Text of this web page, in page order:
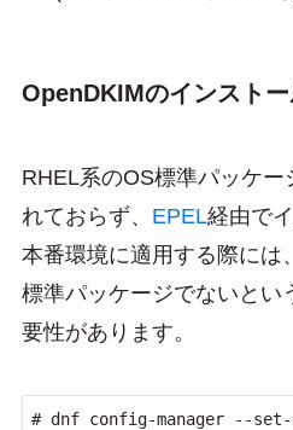
OpenDKIMのインスト
RHEL系のOS標準パッケー
れておらず、 EPEL経由で
本番環境に適用する際には
標準パッケージでないとい
要性があります。
# dnf config-manager --set-